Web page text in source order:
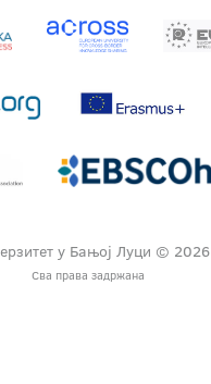
у Бањој Луци © 2026
Сва права задржана